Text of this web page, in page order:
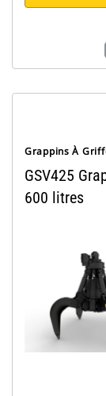
Grappins À
GSV425
600 litres